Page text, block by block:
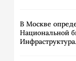
В Москве
Национальной